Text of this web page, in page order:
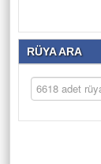
RÜYA ARA